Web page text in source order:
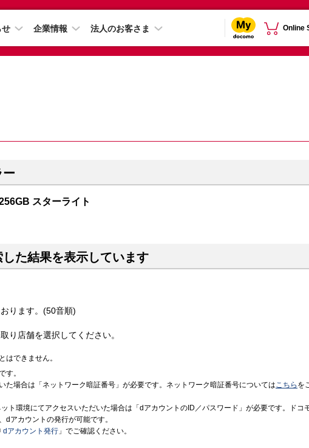
せ 企業情報 法人のお客さま Online
ー
スターライト
た結果を表示しています
ります。(50音順)
り店舗を選択してください。
はできません。
す。
た場合は「ネットワーク暗証番号」が必要です。ネットワーク暗証番号についてはこちら を
ト環境にてアクセスいただいた場合は「dアカウントのID／パスワード」が必要です。ドコ
dアカウントの発行が可能です。
dアカウント発行 」でご確認ください。